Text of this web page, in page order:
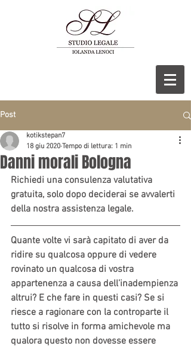
Post
Danni morali Bologna
kotikstepan7
18 giu 2020 Tempo di lettura: 1 min
Richiedi una consulenza valutativa
gratuita, solo dopo deciderai se avvalerti
della nostra assistenza legale.
Quante volte vi sarà capitato di aver da
ridire su qualcosa oppure di vedere
rovinato un qualcosa di vostra
appartenenza a causa dell’inadempienza
altrui? E che fare in questi casi? Se si
riesce a ragionare con la controparte il
tutto si risolve in forma amichevole ma
qualora questo non dovesse essere